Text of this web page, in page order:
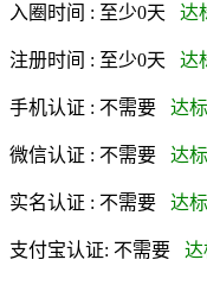
入圈时间 : 至少0天 达
注册时间 : 至少0天 达
手机认证 : 不需要 达
微信认证 : 不需要 达
实名认证 : 不需要 达
支付宝认证: 不需要 达